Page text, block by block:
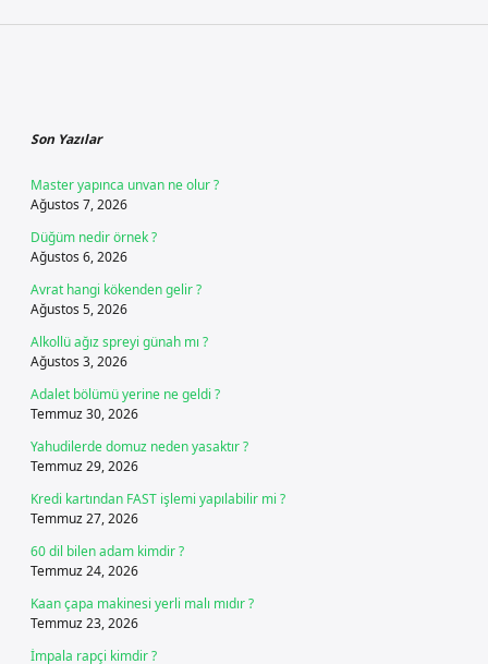
Son Yazılar
Master yapınca unvan ne olur ?
Ağustos 7, 2026
Düğüm nedir örnek ?
Ağustos 6, 2026
Avrat hangi kökenden gelir ?
Ağustos 5, 2026
Alkollü ağız spreyi günah mı ?
Ağustos 3, 2026
Adalet bölümü yerine ne geldi ?
Temmuz 30, 2026
Yahudilerde domuz neden yasaktır ?
Temmuz 29, 2026
Kredi kartından FAST işlemi yapılabilir mi ?
Temmuz 27, 2026
60 dil bilen adam kimdir ?
Temmuz 24, 2026
Kaan çapa makinesi yerli malı mıdır ?
Temmuz 23, 2026
İmpala rapçi kimdir ?